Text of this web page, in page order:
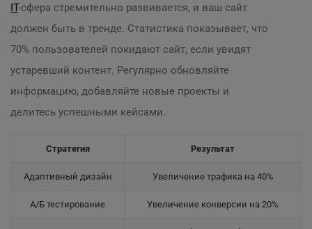
IT-сфера стремительно развивается, и ваш сайт
должен быть в тренде. Статистика показывает, что
70% пользователей покидают сайт, если увидят
устаревший контент. Регулярно обновляйте
информацию, добавляйте новые проекты и
делитесь успешными кейсами.
Стратегия Результат
Адаптивный дизайн Увеличение трафика на 40%
А/Б тестирование Увеличение конверсии на 20%